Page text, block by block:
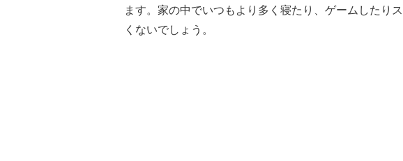
ます。家の中でいつもより多く寝たり、ゲームしたり
くないでしょう。